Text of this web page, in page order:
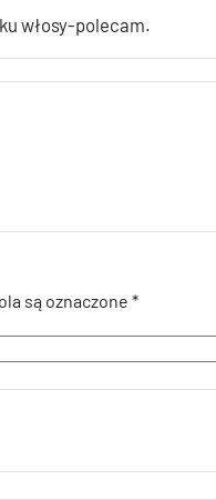
włosy-polecam.
są oznaczone *